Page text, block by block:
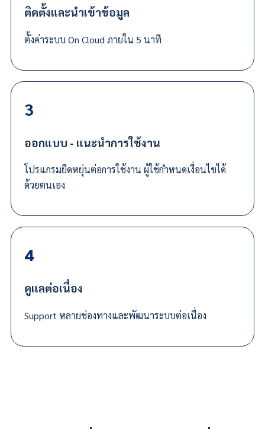
ติดตั้งและนำเข้าข้อมูล
ตั้งค่าระบบ On Cloud ภายใน 5 นาที
3
ออกแบบ - แนะนำการใช้งาน
โปรแกรมยืดหยุ่นต่อการใช้งาน ผู้ใช้กำหนดเงื่อนไขได้
ด้วยตนเอง
4
ดูแลต่อเนื่อง
Support หลายช่องทางและพัฒนาระบบต่อเนื่อง